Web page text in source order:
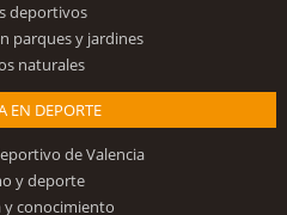
deportivos
parques y jardines
naturales
EN DEPORTE
de Valencia
y deporte
y conocimiento